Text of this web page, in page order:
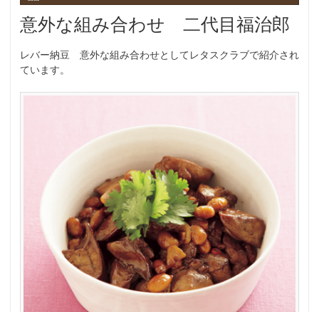
意外な組み合わせ 二代目福治郎
レバー納豆 意外な組み合わせとしてレタスクラブで紹介され
ています。